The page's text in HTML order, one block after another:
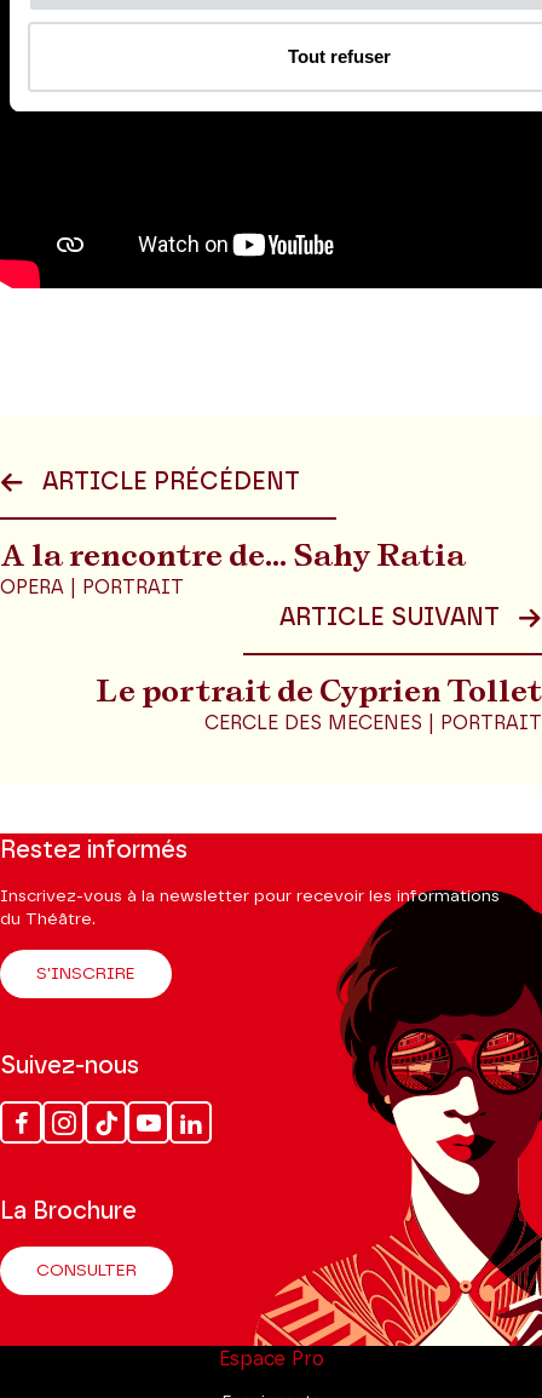
Tout refuser
ARTICLE PRÉCÉDENT
A la rencontre de... Sahy Ratia
OPERA | PORTRAIT
ARTICLE SUIVANT
Le portrait de Cyprien Tollet
CERCLE DES MECENES | PORTRAIT
Restez informés
Inscrivez-vous à la newsletter pour recevoir les informations
du Théâtre.
S'INSCRIRE
Suivez-nous
FacebookInstagram
Tik
Tok
YoutubeLinkedin
La Brochure
CONSULTER
Espace Pro